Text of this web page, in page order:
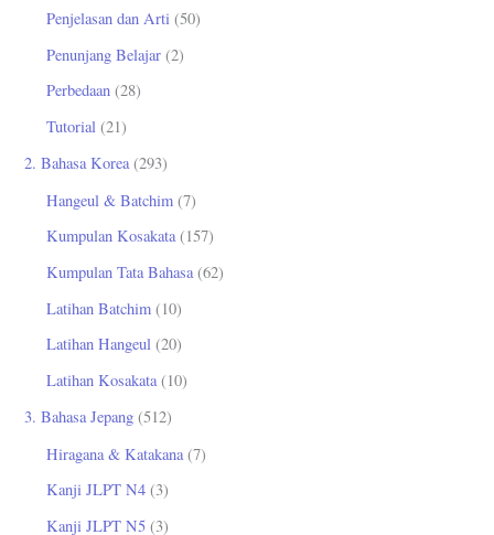
Penjelasan dan Arti (50)
Penunjang Belajar (2)
Perbedaan (28)
Tutorial (21)
2. Bahasa Korea (293)
Hangeul & Batchim (7)
Kumpulan Kosakata(157)
Kumpulan Tata Bahasa(62)
Latihan Batchim (10)
Latihan Hangeul (20)
Latihan Kosakata(10)
3. Bahasa Jepang (512)
Hiragana & Katakana (7)
Kanji JLPT N4 (3)
Kanji JLPT N5 (3)